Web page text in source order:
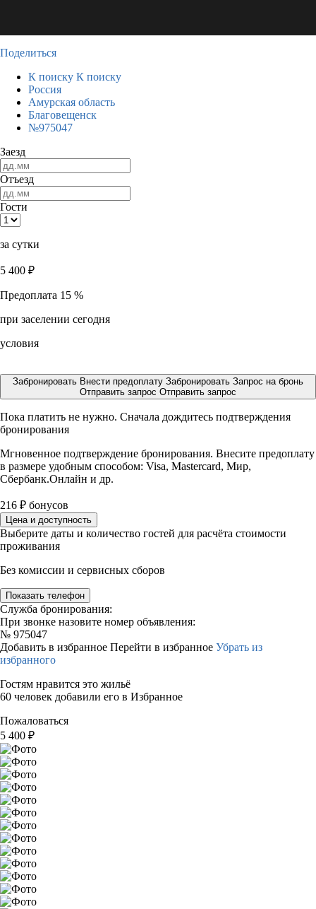
Поделиться
К поиску К поиску
Россия
Амурская область
Благовещенск
№975047
Заезд
Отъезд
Гости
за сутки
5 400 ₽
Предоплата 15 %
при заселении сегодня
условия
Забронировать Внести предоплату Забронировать Запрос на бронь
Отправить запрос Отправить запрос
Пока платить не нужно. Сначала дождитесь подтверждения
бронирования
Мгновенное подтверждение бронирования. Внесите предоплату
в размере удобным способом: Visa, Mastercard, Мир,
Сбербанк.Онлайн и др.
216 ₽ бонусов
Цена и доступность
Выберите даты и количество гостей для расчёта стоимости
проживания
Без комиссии и сервисных сборов
Показать телефон
Служба бронирования:
При звонке назовите номер объявления:
№ 975047
Добавить в избранное Перейти в избранное Убрать из
избранного
Гостям нравится это жильё
60 человек добавили его в Избранное
Пожаловаться
5 400 ₽